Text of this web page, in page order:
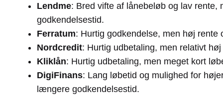
Lendme: Bred vifte af lånebeløb og lav rente,
godkendelsestid.
Ferratum: Hurtig godkendelse, men høj rente
Nordcredit: Hurtig udbetaling, men relativt
Kliklån: Hurtig udbetaling, men meget kort
DigiFinans: Lang løbetid og mulighed for
længere godkendelsestid.